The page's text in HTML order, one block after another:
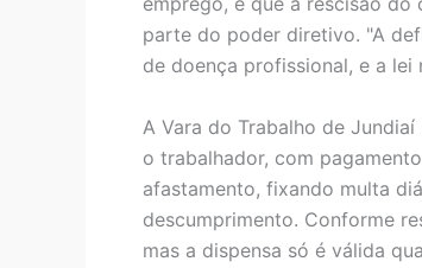
parte do poder diretivo. "A
de doença profissional, e a
A Vara do Trabalho de
o trabalhador, com
afastamento, fixando multa
descumprimento. Conforme
mas a dispensa só é válida